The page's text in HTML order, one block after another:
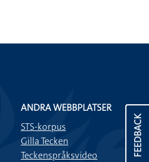
FEEDBACK
ANDRA WEBBPLATSER
STS-korpus
Gilla Tecken
Teckenspråksvideo